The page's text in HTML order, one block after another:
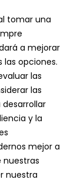
tomar una
a mejorar
opciones.
las
las
y la
mejor a
nuestras
nuestra